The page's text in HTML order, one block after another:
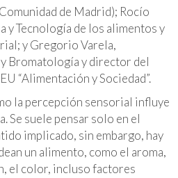
de Madrid); Rocío
y Tecnología de los alimentos y
y Gregorio Varela,
Bromatología y director del
“Alimentación y Sociedad”.
la percepción sensorial influye
Se suele pensar solo en el
implicado, sin embargo, hay
un alimento, como el aroma,
el color, incluso factores